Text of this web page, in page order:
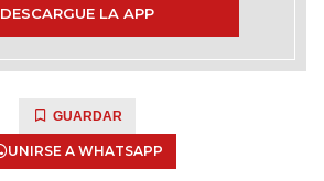
DESCARGUE LA APP
GUARDAR
UNIRSE A WHATSAPP